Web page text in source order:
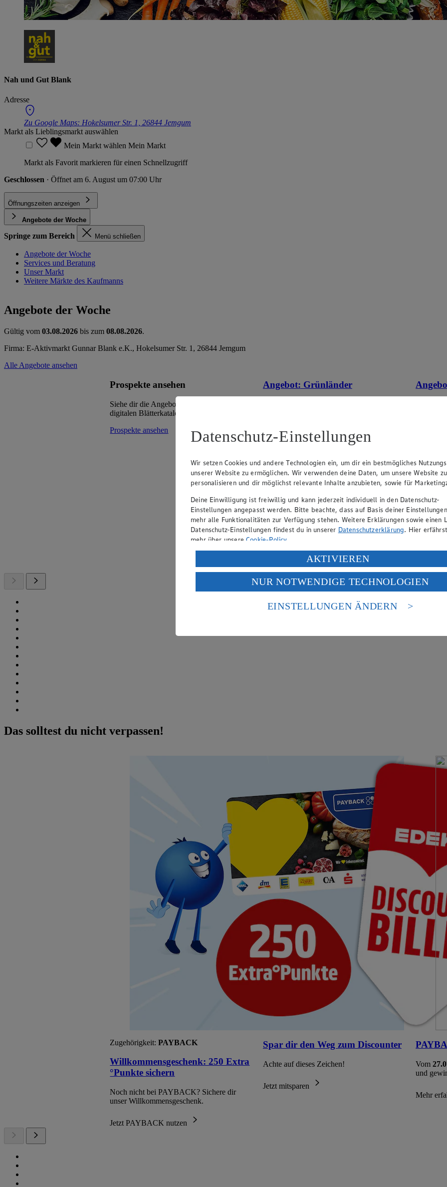
Nah und Gut Blank
Adresse
Zu Google Maps: Hokelsumer Str. 1, 26844 Jemgum
Markt als Lieblingsmarkt auswählen
Mein Markt wählen Mein Markt
Markt als Favorit markieren für einen Schnellzugriff
Geschlossen · Öffnet am 6. August um 07:00 Uhr
Öffnungszeiten anzeigen
Angebote der Woche
Springe zum Bereich Menü schließen
Angebote der Woche
Services und Beratung
Unser Markt
Weitere Märkte des Kaufmanns
Angebote der Woche
Gültig vom 03.08.2026 bis zum 08.08.2026.
Firma: E-Aktivmarkt Gunnar Blank e.K., Hokelsumer Str. 1, 26844 Jemgum
Alle Angebote ansehen
Prospekte ansehen
Siehe dir die Angebote deines Marktes im
digitalen Blätterkatalog an.
Prospekte ansehen
Angebot: Grünländer
-44% Rabatt)
dt. Schnittkäse, in Würfeln oder Scheiben,
Packung, (1kg = 12,42/10,64)
versch.
Das solltest du nicht verpassen!
Zugehörigkeit: PAYBACK
Willkommensgeschenk: 250 Extra
°Punkte sichern
Noch nicht bei PAYBACK? Sichere dir
unser Willkommensgeschenk.
Jetzt PAYBACK nutzen
Spar dir den Weg zum Discounter
Achte auf dieses Zeichen!
Jetzt mitsparen
Vom
und
Mehr
Datenschutz-Einstellungen
Wir setzen Cookies und andere Technologien ein, um dir ein bestmögliches
unserer Website zu ermöglichen. Wir verwenden deine Daten, um unsere Website zu
personalisieren und dir möglichst relevante Inhalte anzubieten, sowie für
Deine Einwilligung ist freiwillig und kann jederzeit individuell in den Datenschutz-
Einstellungen angepasst werden. Bitte beachte, dass auf Basis deiner
mehr alle Funktionalitäten zur Verfügung stehen. Weitere Erklärungen sowie einen
Datenschutz-Einstellungen findest du in unserer Datenschutzerklärung. Hier
mehr über unsereCookie-Policy.
Verarbeitung deiner personenbezogenen Daten in den USA durch Facebook und
Wenn du auf „Aktivieren“ klickst, willigst du im Sinne des Art. 49 Abs. 1 Satz 1 lit.
ein, dass deine Daten in den USA verarbeitet werden. Der EuGH sieht die USA als
einem nach europäischen Standards nicht angemessenen Datenschutzniveau an. Es
Risiko eines Zugriffs durch US-amerikanische Behörden.
AKTIVIEREN
NUR NOTWENDIGE TECHNOLOGIEN
EINSTELLUNGEN ÄNDERN